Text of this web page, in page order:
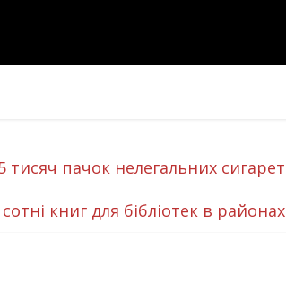
пачок нелегальних сигарет
книг для бібліотек в районах